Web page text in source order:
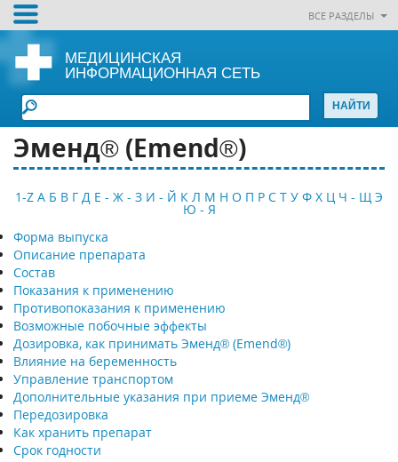
ВСЕ РАЗДЕЛЫ
МЕДИЦИНСКАЯ
ИНФОРМАЦИОННАЯ СЕТЬ
Эменд® (Emend®)
1-Z А Б В Г Д Е - Ж - З И - Й К Л М Н О П Р С Т У Ф Х Ц Ч - Щ Э
Ю - Я
Форма выпуска
Описание препарата
Состав
Показания к применению
Противопоказания к применению
Возможные побочные эффекты
Дозировка, как принимать Эменд® (Emend®)
Влияние на беременность
Управление транспортом
Дополнительные указания при приеме Эменд®
Передозировка
Как хранить препарат
Срок годности